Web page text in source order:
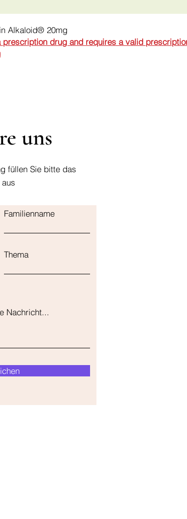
Alkaloid® 20mg
prescription drug and requires a valid
uns
füllen Sie bitte das
Familienname
Thema
Nachricht...